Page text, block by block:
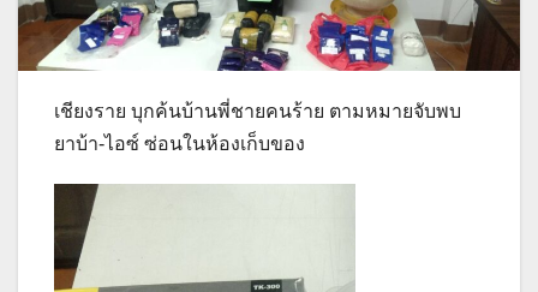
เชียงราย บุกค้นบ้านพี่ชายคนร้าย ตามหมายจับพบ
ยาบ้า-ไอซ์ ซ่อนในห้องเก็บของ